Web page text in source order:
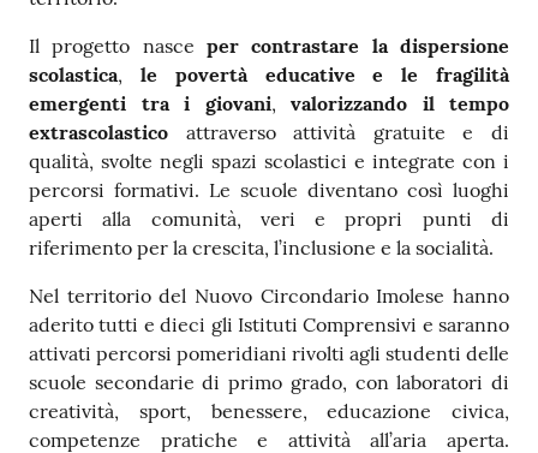
Il progetto nasce per contrastare la dispersione
scolastica, le povertà educative e le fragilità
emergenti tra i giovani, valorizzando il tempo
extrascolastico attraverso attività gratuite e di
qualità, svolte negli spazi scolastici e integrate con i
percorsi formativi. Le scuole diventano così luoghi
aperti alla comunità, veri e propri punti di
riferimento per la crescita, l’inclusione e la socialità.
Nel territorio del Nuovo Circondario Imolese hanno
aderito tutti e dieci gli Istituti Comprensivi e saranno
attivati percorsi pomeridiani rivolti agli studenti delle
scuole secondarie di primo grado, con laboratori di
creatività, sport, benessere, educazione civica,
competenze pratiche e attività all’aria aperta.